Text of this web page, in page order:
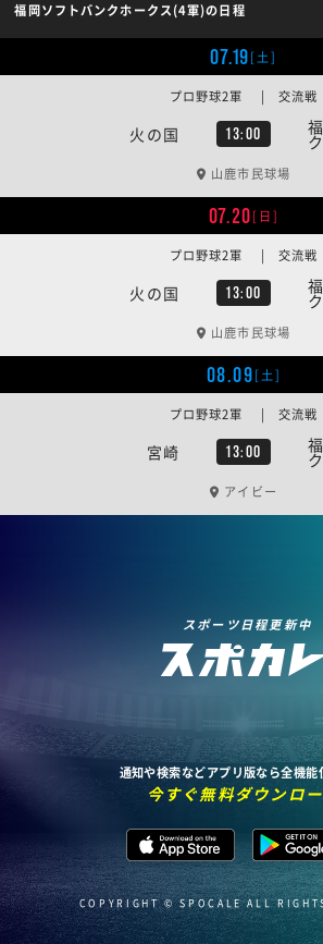
福岡ソフトバンクホークス(4軍)の日程
07.19[土]
火の国 13:00
プロ野球2軍 | 交流戦
山鹿市民球場
07.20[日]
火の国 13:00
プロ野球2軍 | 交流戦
山鹿市民球場
08.09[土]
宮崎 13:00
プロ野球2軍 | 交流戦
アイビー
スポーツ日程更新中
通知や検索などアプリ版なら全機能
今すぐ無料ダウンロ
COPYRIGHT © SPOCALE ALL